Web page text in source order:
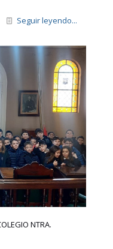
Seguir leyendo...
NTRA.